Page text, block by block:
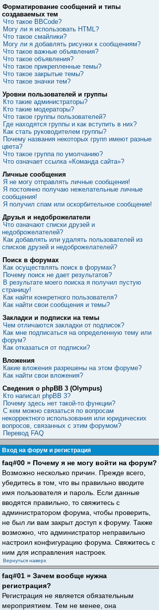
Форматирование сообщений и типы
создаваемых тем
Что такое BBCode?
Могу ли я использовать HTML?
Что такое смайлики?
Могу ли я добавлять рисунки к сообщениям?
Что такое важные объявления?
Что такое объявления?
Что такое прикрепленные темы?
Что такое закрытые темы?
Что такое значки тем?
Уровни пользователей и группы
Кто такие администраторы?
Кто такие модераторы?
Что такое группы пользователей?
Где находятся группы и как вступить в них?
Как стать руководителем группы?
Почему названия некоторых групп имеют разные
цвета?
Что такое группа по умолчанию?
Что означает ссылка «Команда сайта»?
Личные сообщения
Я не могу отправлять личные сообщения!
Я постоянно получаю нежелательные личные
сообщения!
Я получил спам или оскорбительное сообщение!
Друзья и недоброжелатели
Что означают списки друзей и
недоброжелателей?
Как добавлять или удалять пользователей из
списков друзей и недоброжелателей?
Поиск в форумах
Как осуществлять поиск в форумах?
Почему поиск не дает результатов?
В результате моего поиска я получил пустую
страницу!
Как найти конкретного пользователя?
Как найти свои сообщения и темы?
Закладки и подписки на темы
Чем отличаются закладки от подписок?
Как мне подписаться на определенную тему или
форум?
Как отказаться от подписки?
Вложения
Какие вложения разрешены на этом форуме?
Как найти свои вложения?
Сведения о phpBB 3 (Olympus)
Кто написал phpBB 3?
Почему здесь нет такой-то функции?
С кем можно связаться по вопросам
некорректного использования или юридических
вопросов, связанных с этим форумом?
Перевод FAQ
Вход на форум и регистрация
faq#00 » Почему я не могу войти на форум?
Возможно несколько причин. Прежде всего,
убедитесь в том, что вы правильно вводите
имя пользователя и пароль. Если данные
вводятся правильно, то свяжитесь с
администратором форума, чтобы проверить,
не был ли вам закрыт доступ к форуму. Также
возможно, что администратор неправильно
настроил конфигурацию форума. Свяжитесь с
ним для исправления настроек.
Вернуться наверх
faq#01 » Зачем вообще нужна
регистрация?
Регистрация не является обязательным
мероприятием. Тем не менее, она